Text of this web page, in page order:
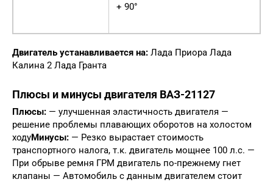
+ 90°
Двигатель устанавливается на: Лада Приора Лада
Калина 2 Лада Гранта
Плюсы и минусы двигателя ВАЗ-21127
Плюсы: — улучшенная эластичность двигателя —
решение проблемы плавающих оборотов на холостом
ходуМинусы: — Резко вырастает стоимость
транспортного налога, т.к. двигатель мощнее 100 л.с. —
При обрыве ремня ГРМ двигатель по-прежнему гнет
клапаны — Автомобиль с данным двигателем стоит